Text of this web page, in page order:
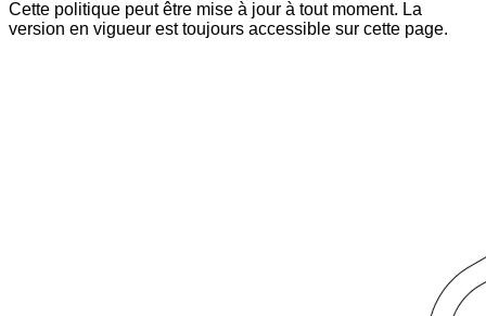
Cette politique peut être mise à jour à tout moment. La
version en vigueur est toujours accessible sur cette page.